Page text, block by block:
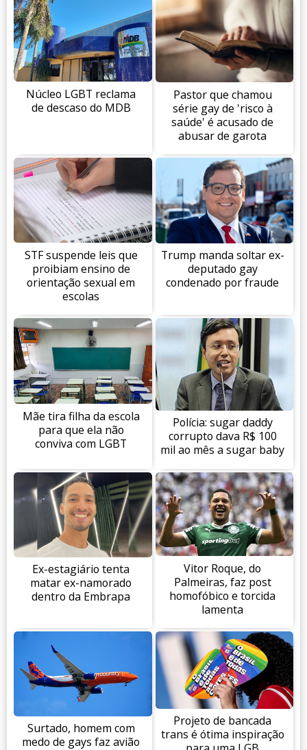
Núcleo LGBT reclama
de descaso do MDB
Pastor que chamou
série gay de 'risco à
saúde' é acusado de
abusar de garota
STF suspende leis que
proibiam ensino de
orientação sexual em
escolas
Trump manda soltar ex-
deputado gay
condenado por fraude
Mãe tira filha da escola
para que ela não
conviva com LGBT
Polícia: sugar daddy
corrupto dava R$ 100
mil ao mês a sugar baby
Ex-estagiário tenta
matar ex-namorado
dentro da Embrapa
Vitor Roque, do
Palmeiras, faz post
homofóbico e torcida
lamenta
Surtado, homem com
medo de gays faz avião
Projeto de bancada
trans é ótima inspiração